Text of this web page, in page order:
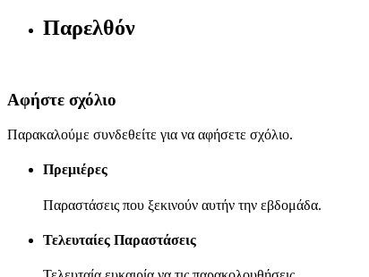
Παρελθόν
Αφήστε σχόλιο
Παρακαλούμε συνδεθείτε για να αφήσετε σχόλιο.
Πρεμιέρες
Παραστάσεις που ξεκινούν αυτήν την εβδομάδα.
Τελευταίες Παραστάσεις